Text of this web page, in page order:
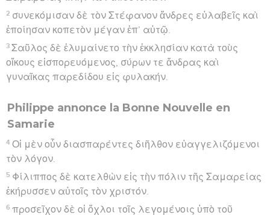
2 συνεκόμισαν δὲ τὸν Στέφανον ἄνδρες εὐλαβεῖς καὶ
ἐποίησαν κοπετὸν μέγαν ἐπ’ αὐτῷ.
3 Σαῦλος δὲ ἐλυμαίνετο τὴν ἐκκλησίαν κατὰ τοὺς
οἴκους εἰσπορευόμενος, σύρων τε ἄνδρας καὶ
γυναῖκας παρεδίδου εἰς φυλακήν.
Philippe annonce la Bonne Nouvelle en
Samarie
4 Οἱ μὲν οὖν διασπαρέντες διῆλθον εὐαγγελιζόμενοι
τὸν λόγον.
5 Φίλιππος δὲ κατελθὼν εἰς τὴν πόλιν τῆς Σαμαρείας
ἐκήρυσσεν αὐτοῖς τὸν χριστόν.
6 προσεῖχον δὲ οἱ ὄχλοι τοῖς λεγομένοις ὑπὸ τοῦ